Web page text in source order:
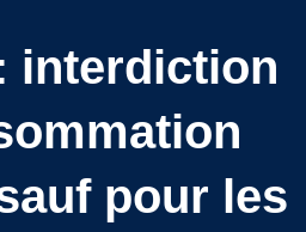
interdiction
pour les